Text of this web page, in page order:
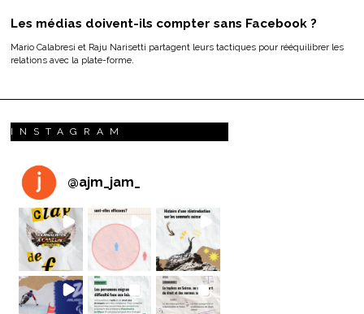
Les médias doivent-ils compter sans Facebook ?
Mario Calabresi et Raju Narisetti partagent leurs tactiques pour rééquilibrer les
relations avec la plate-forme.
INSTAGRAM
@ajm_jam_